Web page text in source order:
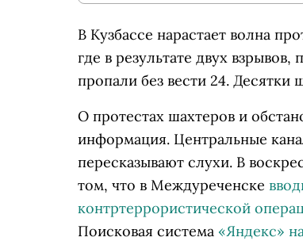
В Кузбассе нарастает волна
где в результате двух
пропали без вести 24. Десятки
О протестах шахтеров и
информация. Центральные
пересказывают слухи. В
том, что в Междуреченске
контртеррористической
Поисковая система «Яндекс»